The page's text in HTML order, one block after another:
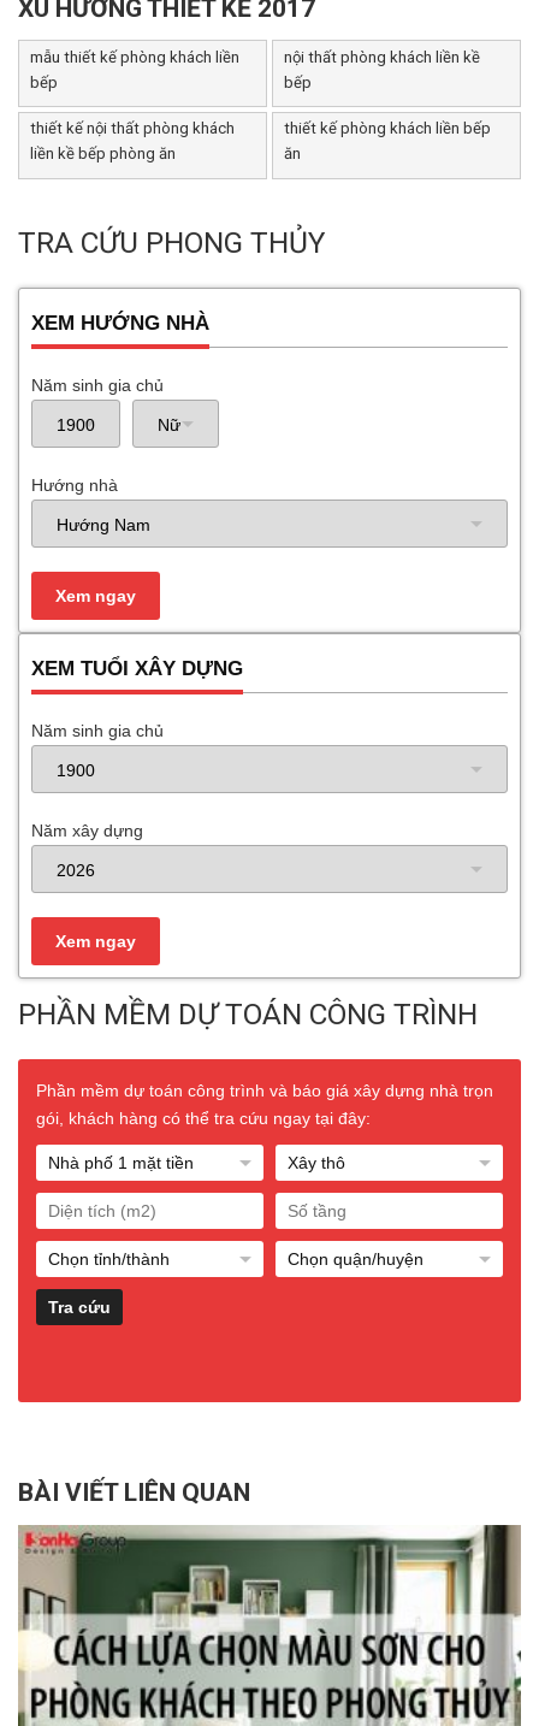
XU HƯỚNG THIẾT KẾ 2017
mẫu thiết kế phòng khách liền
bếp
nội thất phòng khách liền kề
bếp
thiết kế nội thất phòng khách
liền kề bếp phòng ăn
thiết kế phòng khách liền bếp
ăn
TRA CỨU PHONG THỦY
XEM HƯỚNG NHÀ
Năm sinh gia chủ
Hướng nhà
XEM TUỔI XÂY DỰNG
Năm sinh gia chủ
Năm xây dựng
PHẦN MỀM DỰ TOÁN CÔNG TRÌNH
Phần mềm dự toán công trình và báo giá xây dựng nhà trọn
gói, khách hàng có thể tra cứu ngay tại đây:
BÀI VIẾT LIÊN QUAN